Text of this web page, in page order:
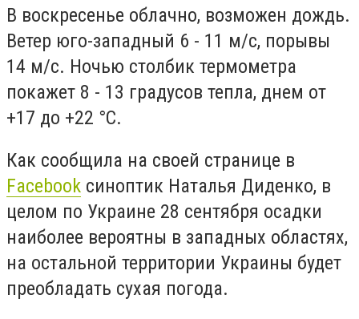
В воскресенье облачно, возможен дождь.
Ветер юго-западный 6 - 11 м/с, порывы
14 м/с. Ночью столбик термометра
покажет 8 - 13 градусов тепла, днем от
+17 до +22 °С.
Как сообщила на своей странице в
Facebook синоптик Наталья Диденко, в
целом по Украине 28 сентября осадки
наиболее вероятны в западных областях,
на остальной территории Украины будет
преобладать сухая погода.